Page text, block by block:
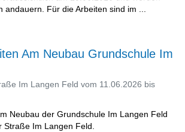
andauern. Für die Arbeiten sind im ...
Am Neubau Grundschule Im
Im Langen Feld vom 11.06.2026 bis
Neubau der Grundschule Im Langen Feld
Straße Im Langen Feld.